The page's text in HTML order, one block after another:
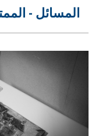
المسائل -